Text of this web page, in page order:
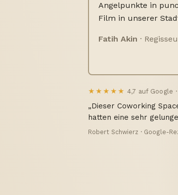
Angelpunkte in
Film in unserer
Fatih Akin ·
★★★★★ 4,7 auf Google
„Die zugewandte,
mehreren Dekaden des
Hamburgerkino zurück,